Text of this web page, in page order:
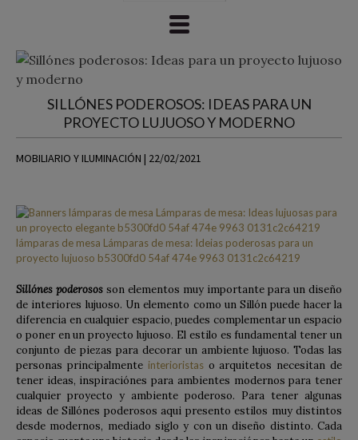
SILLÓNES PODEROSOS: IDEAS PARA UN
PROYECTO LUJUOSO Y MODERNO
MOBILIARIO Y ILUMINACIÓN | 22/02/2021
Sillónes poderosos son elementos muy importante para un diseño
de interiores lujuoso. Un elemento como un Sillón puede hacer la
diferencia en cualquier espacio, puedes complementar un espacio
o poner en un proyecto lujuoso. El estilo es fundamental tener un
conjunto de piezas para decorar un ambiente lujuoso. Todas las
personas principalmenteinterioristaso arquitetos necesitan de
tener ideas, inspiraciónes para ambientes modernos para tener
cualquier proyecto y ambiente poderoso. Para tener algunas
ideas de Sillónes poderosos aqui presento estilos muy distintos
desde modernos, mediado siglo y con un diseño distinto. Cada